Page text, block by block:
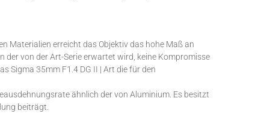
Materialien erreicht das Objektiv das hohe Maß an
von der Art-Serie erwartet wird, keine Kompromisse
Sigma 35mm F1.4 DG II | Art die für den
ähnlich der von Aluminium. Es besitzt
beiträgt.